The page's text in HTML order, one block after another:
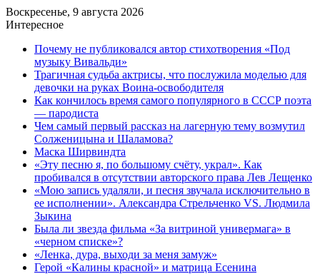
Воскресенье, 9 августа 2026
Интересное
Почему не публиковался автор стихотворения «Под
музыку Вивальди»
Трагичная судьба актрисы, что послужила моделью для
девочки на руках Воина-освободителя
Как кончилось время самого популярного в СССР поэта
— пародиста
Чем самый первый рассказ на лагерную тему возмутил
Солженицына и Шаламова?
Маска Ширвиндта
«Эту песню я, по большому счёту, украл». Как
пробивался в отсутствии авторского права Лев Лещенко
«Мою запись удаляли, и песня звучала исключительно в
ее исполнении». Александра Стрельченко VS. Людмила
Зыкина
Была ли звезда фильма «За витриной универмага» в
«черном списке»?
«Ленка, дура, выходи за меня замуж»
Герой «Калины красной» и матрица Есенина